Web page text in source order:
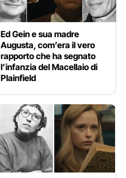
Ed Gein e sua madre
Augusta, com’era il vero
rapporto che ha segnato
l’infanzia del Macellaio di
Plainfield